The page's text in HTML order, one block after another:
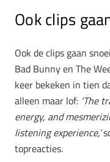
Ook clips
Ook de clips gaan
Bad Bunny en The
keer bekeken in tien
alleen maar lof: ‘The
energy, and
listening experience,’
topreacties.